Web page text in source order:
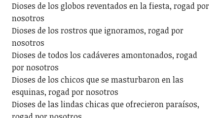
Dioses de los globos reventados en la fiesta, rogad por
nosotros
Dioses de los rostros que ignoramos, rogad por
nosotros
Dioses de todos los cadáveres amontonados, rogad
por nosotros
Dioses de los chicos que se masturbaron en las
esquinas, rogad por nosotros
Dioses de las lindas chicas que ofrecieron paraísos,